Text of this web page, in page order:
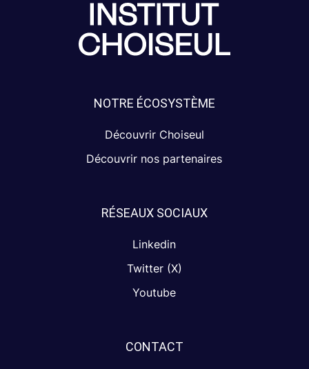
NOTRE ÉCOSYSTÈME
Découvrir Choiseul
Découvrir nos partenaires
RÉSEAUX SOCIAUX
Linkedin
Twitter (X)
Youtube
CONTACT